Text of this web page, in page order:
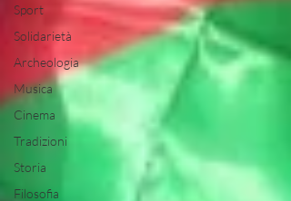
Sport
Solidarietà
Archeologia
Musica
Cinema
Tradizioni
Storia
Filosofia